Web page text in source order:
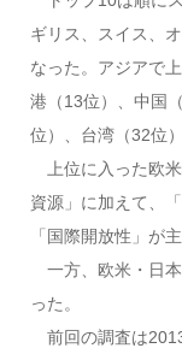
ギリス、スイス、
なった。アジアで
港（13位）、中国
位）、台湾（32位
上位に入った欧
資源」に加えて、
「国際開放性」が
一方、欧米・日
った。
前回の調査は